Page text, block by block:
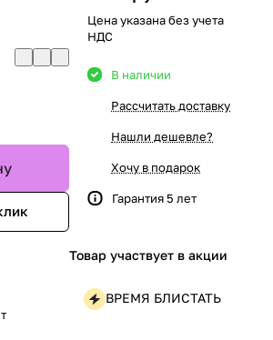
Цена указана без учета
НДС
В наличии
Рассчитать доставку
Нашли дешевле?
Хочу в подарок
Гарантия 5 лет
Товар участвует в акции
ВРЕМЯ БЛИСТАТЬ